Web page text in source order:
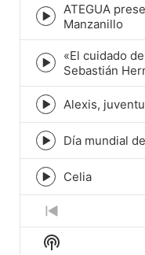
Episode
play
icon
ATEGUA
Manzanillo
Episode
play
icon
«El cuidado
Sebastián
Episode
play
icon
Alexis,
Episode
play
icon
Día mundial
Episode
play
icon
Celia
Previous
Episode
Show